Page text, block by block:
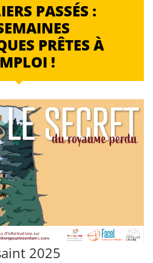
PASSÉS :
PRÊTES À
!
© Diocèse de Paris - Alexia Humann
2025